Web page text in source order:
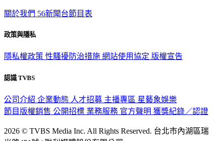
關於我們 56新聞台節目表
政策與隱私
隱私權政策 性騷擾防治措施 網站使用協定 版權宣告
認識 TVBS
公司介紹 企業動態 人才招募 主播專區 星藝象娛樂
節目版權銷售 公開招標 業務服務 官方聲明 獲獎紀錄／認證
2026 © TVBS Media Inc. All Rights Reserved. 台北市內湖區瑞